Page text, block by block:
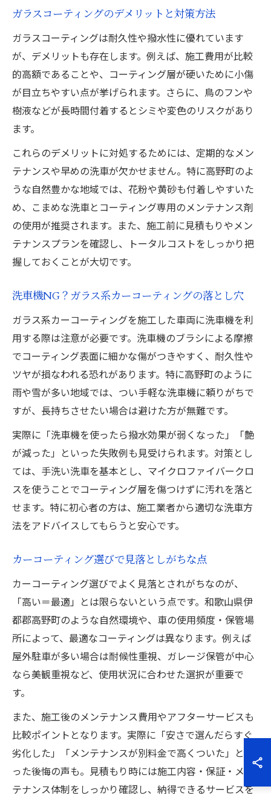
ガラスコーティングのデメリットと対策方法
ガラスコーティングは耐久性や撥水性に優れています
が、デメリットも存在します。例えば、施工費用が比較
的高額であることや、コーティング層が硬いために小傷
が目立ちやすい点が挙げられます。さらに、鳥のフンや
樹液などが長時間付着するとシミや変色のリスクがあり
ます。
これらのデメリットに対処するためには、定期的なメン
テナンスや早めの洗車が欠かせません。特に高野町のよ
うな自然豊かな地域では、花粉や黄砂も付着しやすいた
め、こまめな洗車とコーティング専用のメンテナンス剤
の使用が推奨されます。また、施工前に見積もりやメン
テナンスプランを確認し、トータルコストをしっかり把
握しておくことが大切です。
洗車機NG？ガラス系カーコーティングの落とし穴
ガラス系カーコーティングを施工した車両に洗車機を利
用する際は注意が必要です。洗車機のブラシによる摩擦
でコーティング表面に細かな傷がつきやすく、耐久性や
ツヤが損なわれる恐れがあります。特に高野町のように
雨や雪が多い地域では、つい手軽な洗車機に頼りがちで
すが、長持ちさせたい場合は避けた方が無難です。
実際に「洗車機を使ったら撥水効果が弱くなった」「艶
が減った」といった失敗例も見受けられます。対策とし
ては、手洗い洗車を基本とし、マイクロファイバークロ
スを使うことでコーティング層を傷つけずに汚れを落と
せます。特に初心者の方は、施工業者から適切な洗車方
法をアドバイスしてもらうと安心です。
カーコーティング選びで見落としがちな点
カーコーティング選びでよく見落とされがちなのが、
「高い＝最適」とは限らないという点です。和歌山県伊
都郡高野町のような自然環境や、車の使用頻度・保管場
所によって、最適なコーティングは異なります。例えば
屋外駐車が多い場合は耐候性重視、ガレージ保管が中心
なら美観重視など、使用状況に合わせた選択が重要で
す。
また、施工後のメンテナンス費用やアフターサービスも
比較ポイントとなります。実際に「安さで選んだらすぐ
劣化した」「メンテナンスが別料金で高くついた」とい
った後悔の声も。見積もり時には施工内容・保証・メン
テナンス体制をしっかり確認し、納得できるサービスを